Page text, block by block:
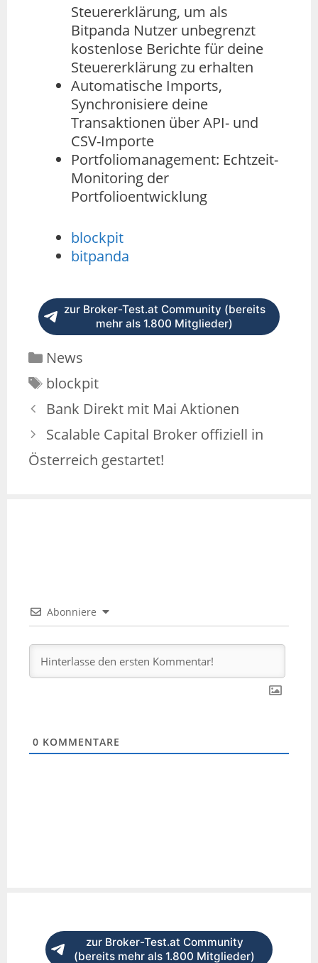
Steuererklärung, um als
Bitpanda Nutzer unbegrenzt
kostenlose Berichte für deine
Steuererklärung zu erhalten
Automatische Imports,
Synchronisiere deine
Transaktionen über API- und
CSV-Importe
Portfoliomanagement: Echtzeit-
Monitoring der
Portfolioentwicklung
blockpit
bitpanda
zur Broker-Test.at Community (bereits
mehr als 1.800 Mitglieder)
News
blockpit
Bank Direkt mit Mai Aktionen
Scalable Capital Broker offiziell in
Österreich gestartet!
Abonniere
0 KOMMENTARE
zur Broker-Test.at Community
(bereits mehr als 1.800 Mitglieder)